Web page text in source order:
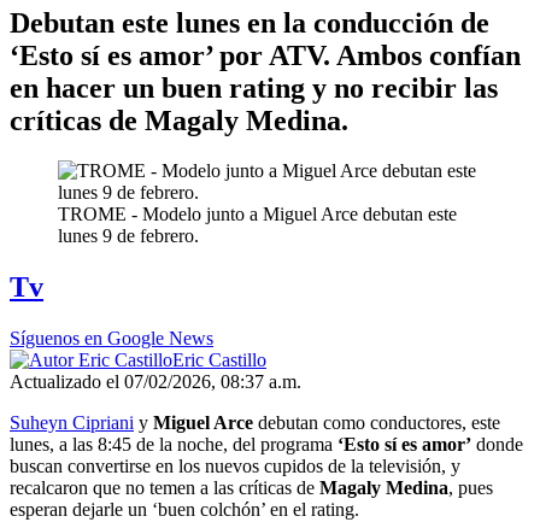
Debutan este lunes en la conducción de
‘Esto sí es amor’ por ATV. Ambos confían
en hacer un buen rating y no recibir las
críticas de Magaly Medina.
TROME - Modelo junto a Miguel Arce debutan este
lunes 9 de febrero.
Tv
Síguenos en Google News
Eric Castillo
Actualizado el 07/02/2026, 08:37 a.m.
Suheyn Cipriani y Miguel Arce debutan como conductores, este
lunes, a las 8:45 de la noche, del programa ‘Esto sí es amor’ donde
buscan convertirse en los nuevos cupidos de la televisión, y
recalcaron que no temen a las críticas de Magaly Medina, pues
esperan dejarle un ‘buen colchón’ en el rating.